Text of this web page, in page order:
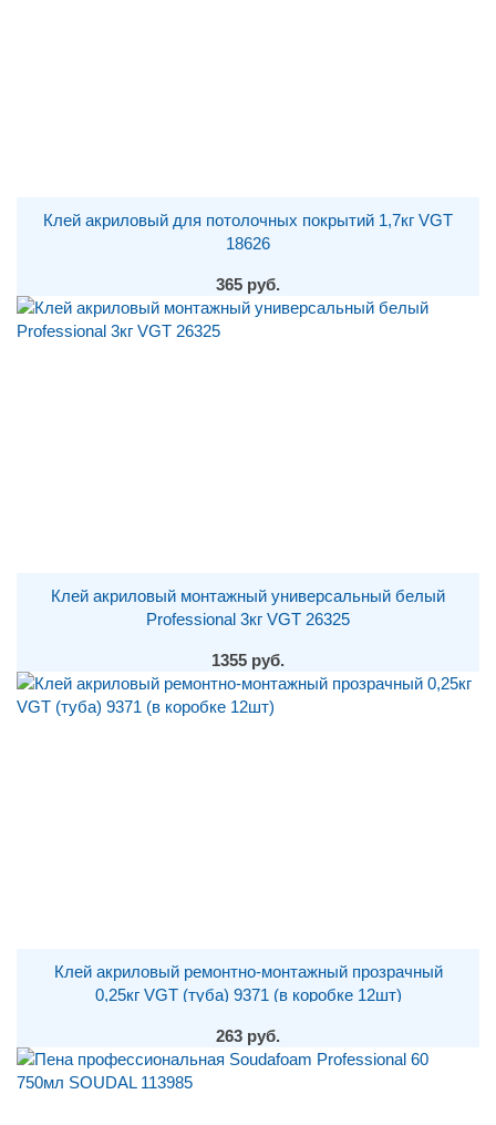
Клей акриловый для потолочных покрытий 1,7кг VGT
18626
365 руб.
Клей акриловый монтажный универсальный белый
Professional 3кг VGT 26325
1355 руб.
Клей акриловый ремонтно-монтажный прозрачный
0,25кг VGT (туба) 9371 (в коробке 12шт)
263 руб.